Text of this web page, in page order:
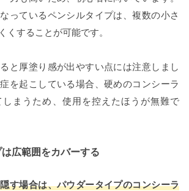
っているペンシルタイプは、複数の小さ
くすることが可能です。
と厚塗り感が出やすい点には注意しまし
を起こしている場合、硬めのコンシーラ
まうため、使用を控えたほうが無難で
広範囲をカバーする
す場合は、パウダータイプのコンシーラ